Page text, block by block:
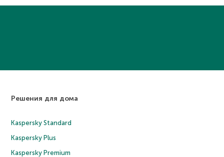
Решения для дома
Kaspersky Standard
Kaspersky Plus
Kaspersky Premium